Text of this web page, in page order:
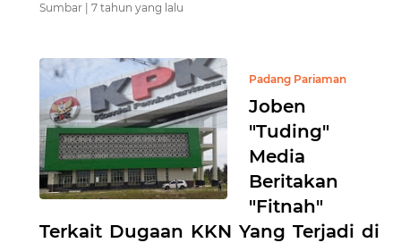
Sumbar | 7 tahun yang lalu
Padang Pariaman
Joben
"Tuding"
Media
Beritakan
"Fitnah"
Terkait Dugaan KKN Yang Terjadi di